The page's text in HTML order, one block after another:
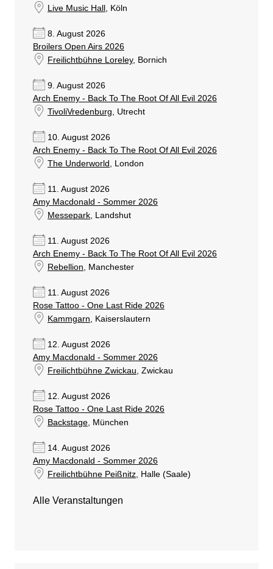
Live Music Hall
, Köln
8. August 2026
Broilers Open Airs 2026
Freilichtbühne Loreley, Bornich
9. August 2026
Arch Enemy - Back To The Root Of All Evil 2026
TivoliVredenburg , Utrecht
10. August 2026
Arch Enemy - Back To The Root Of All Evil 2026
The Underworld
, London
11. August 2026
Amy Macdonald - Sommer 2026
Messepark, Landshut
11. August 2026
Arch Enemy - Back To The Root Of All Evil 2026
Rebellion , Manchester
11. August 2026
Rose Tattoo - One Last Ride 2026
Kammgarn , Kaiserslautern
12. August 2026
Amy Macdonald - Sommer 2026
Freilichtbühne Zwickau , Zwickau
12. August 2026
Rose Tattoo - One Last Ride 2026
Backstage, München
14. August 2026
Amy Macdonald - Sommer 2026
Freilichtbühne Peißnitz, Halle (Saale)
Alle Veranstaltungen